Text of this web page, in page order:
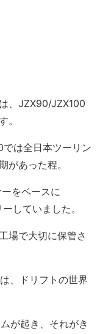
、JZX90/JZX100
。
は全日本ツーリン
があった程。
をベースに
していました。
場で大切に保管さ
、ドリフトの世界
が起き、それがき